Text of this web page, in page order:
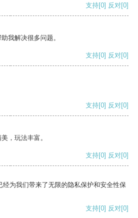
支持[0] 反对[0]
我解决很多问题。
支持[0] 反对[0]
支持[0] 反对[0]
，玩法丰富。
支持[0] 反对[0]
为我们带来了无限的隐私保护和安全性保
支持[0] 反对[0]